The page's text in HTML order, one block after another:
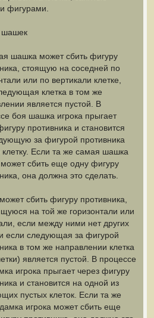
фигурами.
шашек
шашка может сбить фигуру
стоящую на соседней по
или по вертикали клетке,
клетка в том же
является пустой. В
боя шашка игрока прыгает
противника и становится
за фигурой противника
клетку. Если та же самая шашка
может сбить еще одну фигуру
она должна это сделать.
сбить фигуру противника,
на той же горизонтали или
если между ними нет других
если следующая за фигурой
в том же направлении клетка
является пустой. В процессе
игрока прыгает через фигуру
и становится на одной из
пустых клеток. Если та же
игрока может сбить еще